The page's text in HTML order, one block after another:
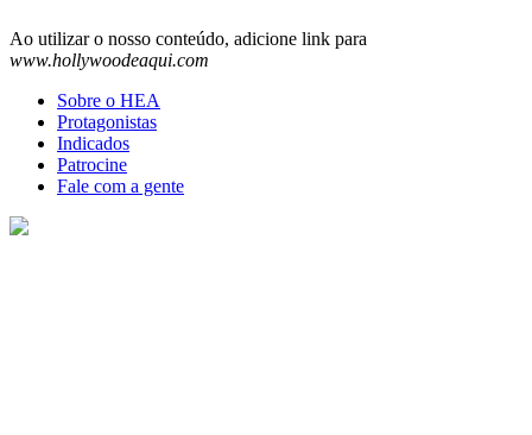
Ao utilizar o nosso conteúdo, adicione link para
www.hollywoodeaqui.com
Sobre o HEA
Protagonistas
Indicados
Patrocine
Fale com a gente